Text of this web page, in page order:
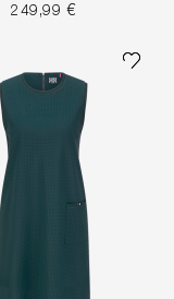
249,99 €